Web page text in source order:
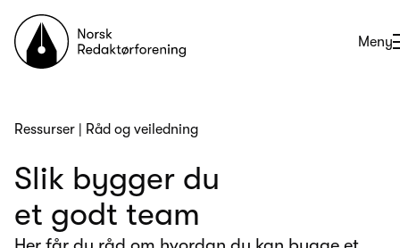
Til forsiden
Åpne
Meny
Ressurser | Råd og veiledning
Slik bygger du
et godt team